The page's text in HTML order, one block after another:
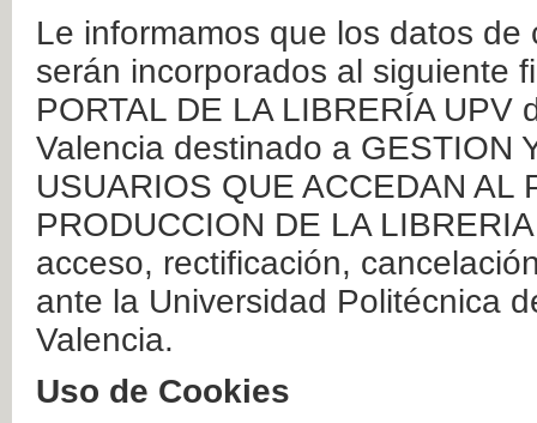
Le informamos que los datos
serán incorporados al siguiente
PORTAL DE LA LIBRERÍA
Valencia destinado a GESTION
USUARIOS QUE ACCEDAN AL
PRODUCCION DE LA
acceso, rectificación,
ante la Universidad Politécnica
Valencia.
Uso de Cookies